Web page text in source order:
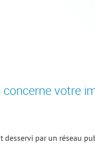
votre
par un réseau